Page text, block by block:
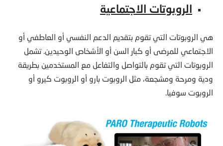
الروبوتات الاجتماعية
هي الروبوتات التي تقوم بتقديم الدعم النفسي أو العاطفي أو
الاجتماعي للمرضى أو كبار السن أو الأشخاص الوحيدين. تشمل
الروبوتات التي تقوم بالتواصل والتفاعل مع المستخدمين بطريقة
ودية ومرحة ومشجعة، مثل الروبوت بارو أو الروبوت كيرو أو
الروبوت سوفيا.